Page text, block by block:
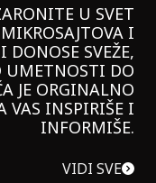
U SVET
I
DONOSE SVEŽE,
UMETNOSTI DO
JE ORGINALNO
VAS INSPIRIŠE I
INFORMIŠE.
VIDI SVE